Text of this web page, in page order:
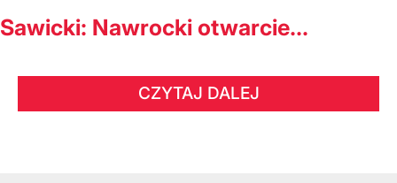
Sawicki: Nawrocki otwarcie...
CZYTAJ DALEJ